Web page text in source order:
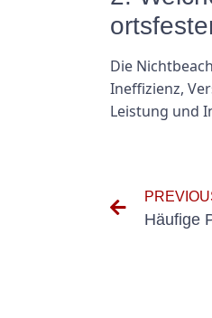
Die
Ineffizienz,
Leistung und
Häufige